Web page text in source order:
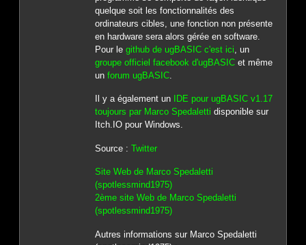
quelque soit les fonctionnalités des
ordinateurs cibles, une fonction non présente
en hardware sera alors gérée en software.
Pour le github de ugBASIC c'est ici , un
groupe officiel facebook d'ugBASICet même
un forum ugBASIC.
Il y a également un
IDE pour ugBASIC v1.17
toujours par Marco Spedaletti disponible sur
Itch.IO pour Windows.
Source : Twitter
Site Web de Marco Spedaletti
(spotlessmind1975)
2ème site Web de Marco Spedaletti
(spotlessmind1975)
Autres informations sur Marco Spedaletti